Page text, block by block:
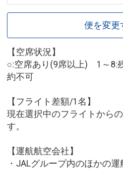
便を変更
【空席状況】
○:空席あり(9席以上) 1～8:
約不可
【フライト差額/1名】
現在選択中のフライトから
す。
【運航航空会社】
・JALグループ内のほかの